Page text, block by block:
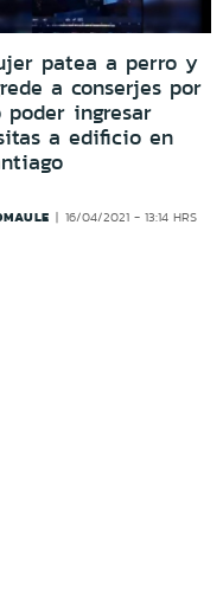
patea a perro y
a conserjes por
poder ingresar
a edificio en
16/04/2021 - 13:14 HRS